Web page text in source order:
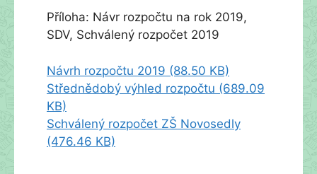
Příloha: Návr rozpočtu na rok 2019,
SDV, Schválený rozpočet 2019
Návrh rozpočtu 2019 (88.50 KB)
Střednědobý výhled rozpočtu (689.09
KB)
Schválený rozpočet ZŠ Novosedly
(476.46 KB)